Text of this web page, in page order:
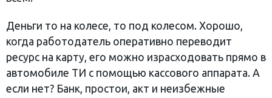
Деньги то на колесе, то под колесом. Хорошо,
когда работодатель оперативно переводит
ресурс на карту, его можно израсходовать прямо в
автомобиле ТИ с помощью кассового аппарата. А
если нет? Банк, простои, акт и неизбежные